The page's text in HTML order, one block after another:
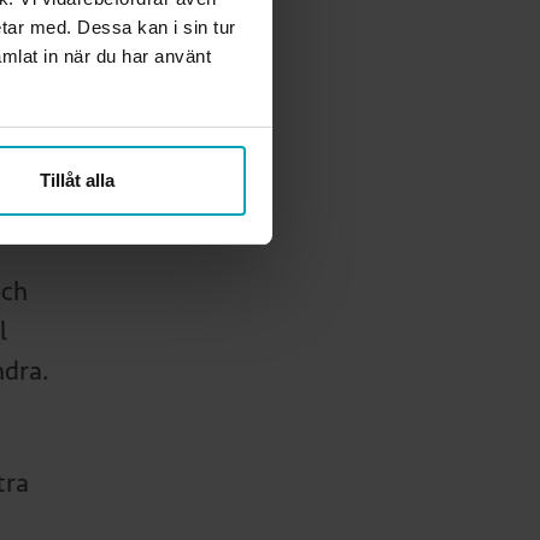
med. Dessa kan i sin tur
in när du har använt
Tillåt alla